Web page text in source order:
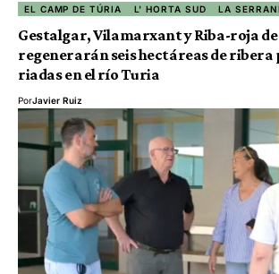
EL CAMP DE TÚRIA L' HORTA SUD LA
Gestalgar, Vilamarxant y Riba-roja
regenerarán seis hectáreas de
riadas en el río Turia
PorJavier Ruiz